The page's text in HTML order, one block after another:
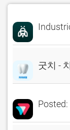
굿치 -